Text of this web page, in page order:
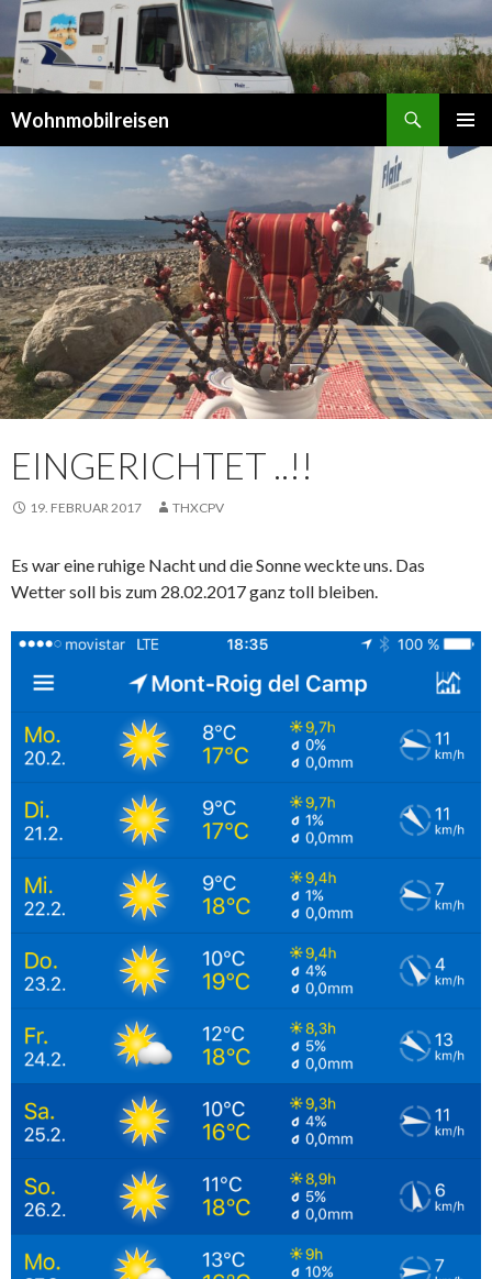
Wohnmobilreisen
ZUM
EINGERICHTET ..!!
19. FEBRUAR 2017 THXCPV
Es war eine ruhige Nacht und die Sonne weckte uns. Das
Wetter soll bis zum 28.02.2017 ganz toll bleiben.